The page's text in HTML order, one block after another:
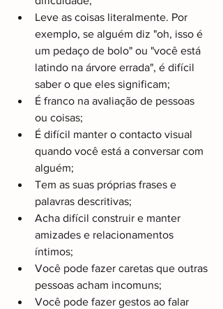
Leve as coisas literalmente. Por
exemplo, se alguém diz "oh, isso é
um pedaço de bolo" ou "você está
latindo na árvore errada", é difícil
saber o que eles significam;
É franco na avaliação de pessoas
ou coisas;
É difícil manter o contacto visual
quando você está a conversar com
alguém;
Tem as suas próprias frases e
palavras descritivas;
Acha difícil construir e manter
amizades e relacionamentos
íntimos;
Você pode fazer caretas que outras
pessoas acham incomuns;
Você pode fazer gestos ao falar